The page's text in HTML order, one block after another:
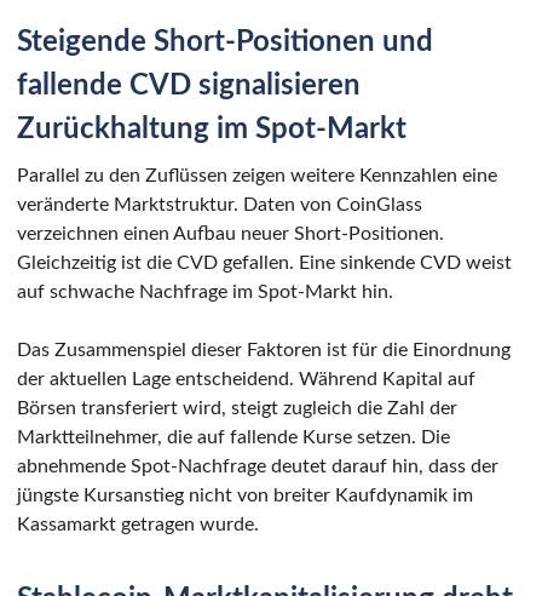
Steigende Short-Positionen und
fallende CVD signalisieren
Zurückhaltung im Spot-Markt
Parallel zu den Zuflüssen zeigen weitere Kennzahlen eine
veränderte Marktstruktur. Daten von CoinGlass
verzeichnen einen Aufbau neuer Short-Positionen.
Gleichzeitig ist die CVD gefallen. Eine sinkende CVD weist
auf schwache Nachfrage im Spot-Markt hin.
Das Zusammenspiel dieser Faktoren ist für die Einordnung
der aktuellen Lage entscheidend. Während Kapital auf
Börsen transferiert wird, steigt zugleich die Zahl der
Marktteilnehmer, die auf fallende Kurse setzen. Die
abnehmende Spot-Nachfrage deutet darauf hin, dass der
jüngste Kursanstieg nicht von breiter Kaufdynamik im
Kassamarkt getragen wurde.